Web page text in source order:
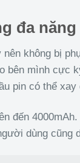
đa năng
không bị
bên mình cực
pin có thể
đến
dùng cũng